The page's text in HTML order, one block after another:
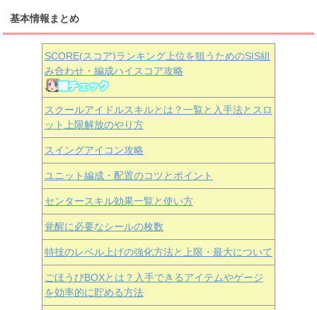
基本情報まとめ
SCORE(スコア)ランキング上位を狙うためのSIS組
み合わせ・編成ハイスコア攻略
スクールアイドルスキルとは？一覧と入手法とスロ
ット上限解放のやり方
スイングアイコン攻略
ユニット編成・配置のコツとポイント
センタースキル効果一覧と使い方
覚醒に必要なシールの枚数
特技のレベル上げの強化方法と上限・最大について
ごほうびBOXとは？入手できるアイテムやゲージ
を効率的に貯める方法